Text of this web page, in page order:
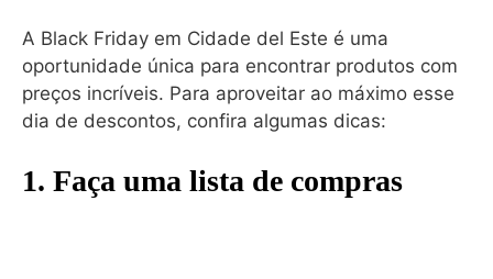
A Black Friday em Cidade del Este é uma
oportunidade única para encontrar produtos com
preços incríveis. Para aproveitar ao máximo esse
dia de descontos, confira algumas dicas:
1. Faça uma lista de compras